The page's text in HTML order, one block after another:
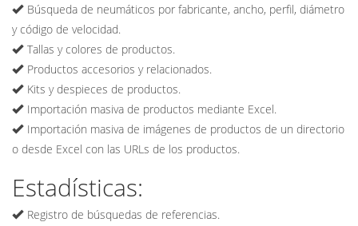
Búsqueda de neumáticos por fabricante, ancho, perfil, diámetro
y código de velocidad.
Tallas y colores de productos.
Productos accesorios y relacionados.
Kits y despieces de productos.
Importación masiva de productos mediante Excel.
Importación masiva de imágenes de productos de un directorio
o desde Excel con las URLs de los productos.
Estadísticas:
Registro de búsquedas de referencias.